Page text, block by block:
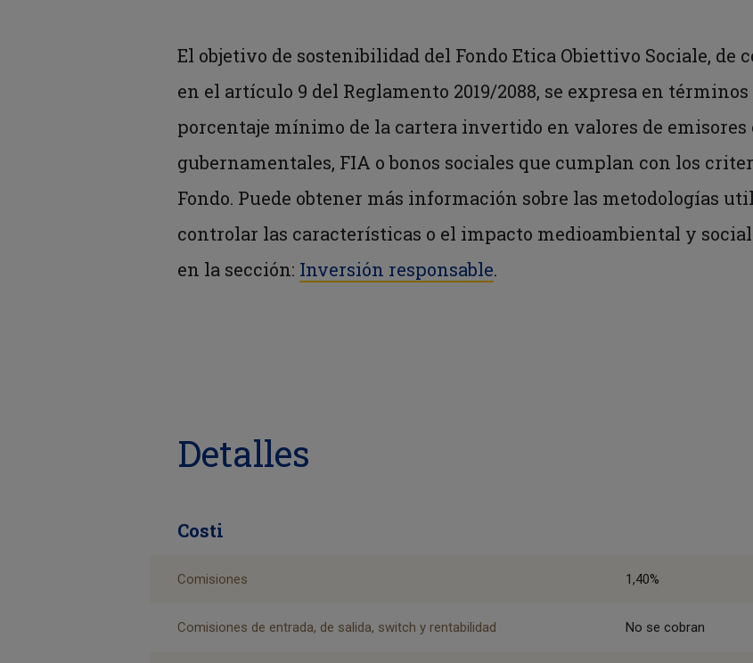
El objetivo de sostenibilidad del Fondo Etica Obiettivo Sociale, de
en el artículo 9 del Reglamento 2019/2088, se expresa en
porcentaje mínimo de la cartera invertido en valores de emisores
gubernamentales, FIA o bonos sociales que cumplan con los
Fondo. Puede obtener más información sobre las metodologías
controlar las características o el impacto medioambiental y
en la sección: Inversión responsable.
Detalles
Costi
Comisiones 1,40%
Comisiones de entrada, de salida, switch y rentabilidad No se cobran